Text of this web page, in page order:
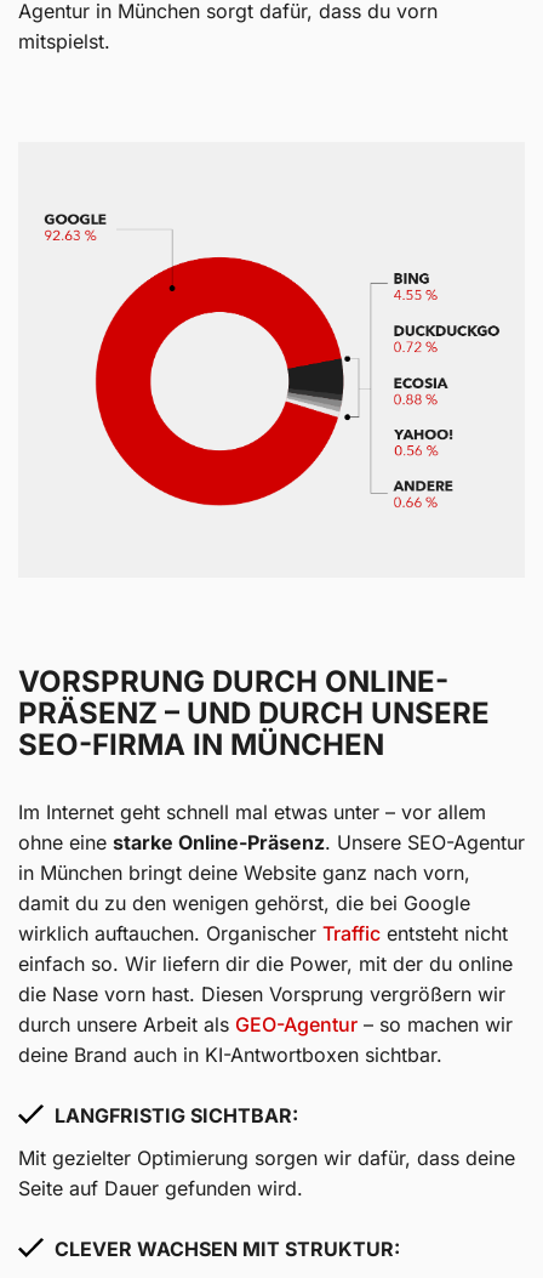
Agentur in München sorgt dafür, dass du vorn
mitspielst.
VORSPRUNG DURCH ONLINE-
PRÄSENZ – UND DURCH UNSERE
SEO-FIRMA IN MÜNCHEN
Im Internet geht schnell mal etwas unter – vor allem
ohne eine starke Online-Präsenz. Unsere SEO-Agentur
in München bringt deine Website ganz nach vorn,
damit du zu den wenigen gehörst, die bei Google
wirklich auftauchen. Organischer Traffic entsteht nicht
einfach so. Wir liefern dir die Power, mit der du online
die Nase vorn hast. Diesen Vorsprung vergrößern wir
durch unsere Arbeit als GEO-Agentur – so machen wir
deine Brand auch in KI-Antwortboxen sichtbar.
LANGFRISTIG SICHTBAR:
Mit gezielter Optimierung sorgen wir dafür, dass deine
Seite auf Dauer gefunden wird.
CLEVER WACHSEN MIT STRUKTUR: